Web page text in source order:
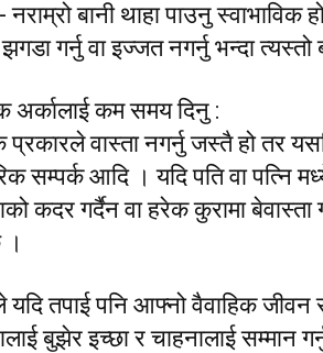
नराम्रो बानी थाहा पाउनु
गर्नु वा इज्जत नगर्नु भन्दा त्यस्तो
अर्कालाई कम समय दिनु :
प्रकारले वास्ता नगर्नु जस्तै हो तर
सम्पर्क आदि । यदि पति वा पत्नि
कदर गर्दैन वा हरेक कुरामा
।
यदि तपाई पनि आफ्नो वैवाहिक
बुझेर इच्छा र चाहनालाई सम्मान